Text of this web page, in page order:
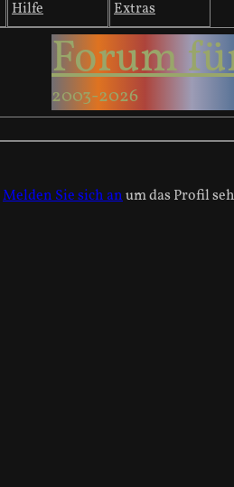
Hilfe Extras
Forum
2003-2026
Melden Sie sich anum das Profil